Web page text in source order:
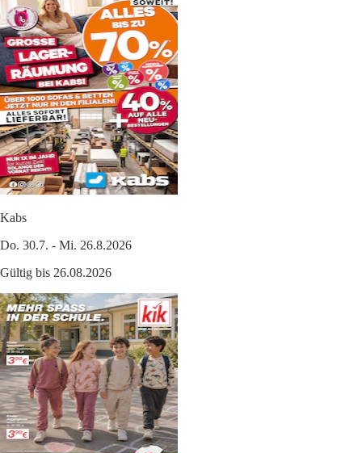
Kabs
Do. 30.7. - Mi. 26.8.2026
Gültig bis 26.08.2026